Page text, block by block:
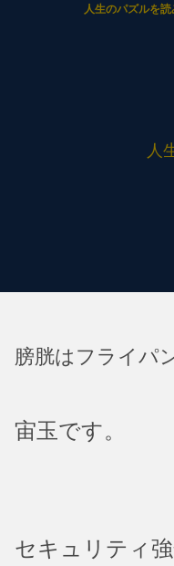
人
人生のパズルを
膀胱はフライパ
宙玉です。
セキュリティ